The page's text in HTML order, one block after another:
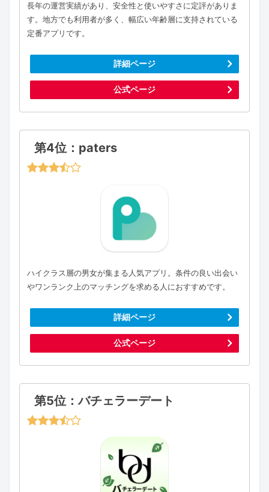
長年の運営実績があり、安全性と使いやすさに定評がありま
す。地方でも利用者が多く、幅広い年齢層に支持されている
定番アプリです。
詳細ページ
公式ページ
第4位：paters
ハイクラス層の男女が集まる人気アプリ。条件の良い出会い
やワンランク上のマッチングを求める人におすすめです。
詳細ページ
公式ページ
第5位：バチェラーデート